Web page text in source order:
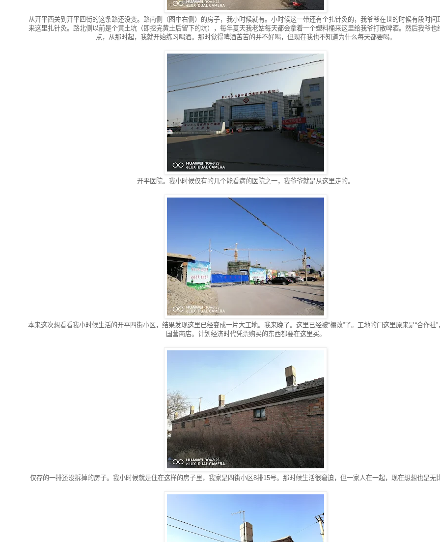
从开平西关到开平四街的这条路还没变。路南侧（图中右侧）的房子，我小时候就有。小时候这一带还有个扎针灸的，我爷爷在世的时候有段时间
来这里扎针灸。路北侧以前是个黄土坑（即挖完黄土后留下的坑），每年夏天我老姑每天都会拿着一个塑料桶来这里给我爷打散啤酒。然后我爷也
点，从那时起，我就开始练习喝酒。那时觉得啤酒苦苦的并不好喝，但现在我也不知道为什么每天都要喝。
开平医院。我小时候仅有的几个能看病的医院之一，我爷爷就是从这里走的。
本来这次想看看我小时候生活的开平四街小区，结果发现这里已经变成一片大工地。我来晚了。这里已经被“棚改”了。工地的门这里原来是“合作社”
国营商店。计划经济时代凭票购买的东西都要在这里买。
仅存的一排还没拆掉的房子。我小时候就是住在这样的房子里，我家是四街小区8排15号。那时候生活很窘迫，但一家人在一起，现在想想也是无